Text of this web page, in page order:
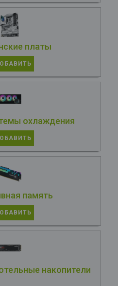
платы
охлаждения
память
накопители